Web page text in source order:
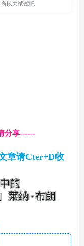
以去试试吧
分享------
章请Cter+D收